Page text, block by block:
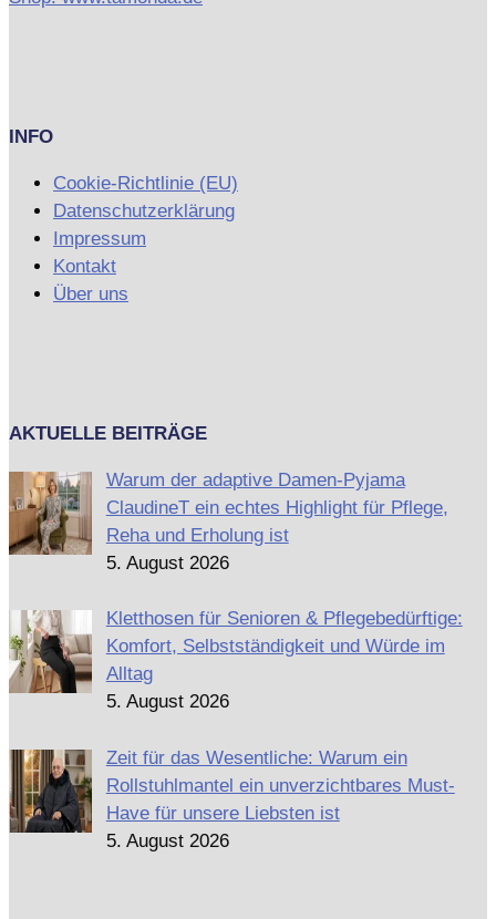
INFO
Cookie-Richtlinie (EU)
Datenschutzerklärung
Impressum
Kontakt
Über uns
AKTUELLE BEITRÄGE
Warum der adaptive Damen-Pyjama
ClaudineT ein echtes Highlight für Pflege,
Reha und Erholung ist
5. August 2026
Kletthosen für Senioren & Pflegebedürftige:
Komfort, Selbstständigkeit und Würde im
Alltag
5. August 2026
Zeit für das Wesentliche: Warum ein
Rollstuhlmantel ein unverzichtbares Must-
Have für unsere Liebsten ist
5. August 2026